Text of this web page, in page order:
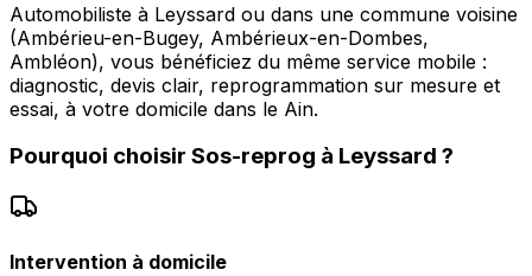
Automobiliste à Leyssard ou dans une commune voisine
(Ambérieu-en-Bugey, Ambérieux-en-Dombes,
Ambléon), vous bénéficiez du même service mobile :
diagnostic, devis clair, reprogrammation sur mesure et
essai, à votre domicile dans le Ain.
Pourquoi choisir Sos-reprog à Leyssard ?
Intervention à domicile